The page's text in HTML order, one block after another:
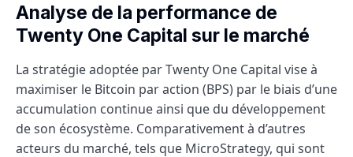
Analyse de la performance de
Twenty One Capital sur le marché
La stratégie adoptée par Twenty One Capital vise à
maximiser le Bitcoin par action (BPS) par le biais d’une
accumulation continue ainsi que du développement
de son écosystème. Comparativement à d’autres
acteurs du marché, tels que MicroStrategy, qui sont